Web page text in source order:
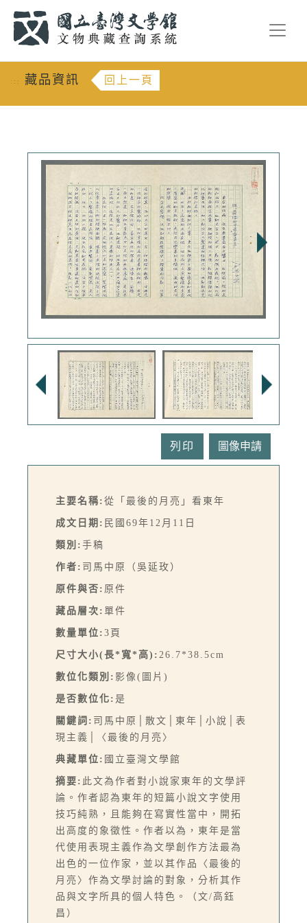
::: 藏品資訊 回上一頁
列印
主要名稱: 從「最後的月亮」看東年
成文日期: 民國69年12月11日
類別: 手稿
作者: 司馬中原（吳延玫）
原件與否: 原件
藏品層次: 單件
數量單位: 3頁
尺寸大小(長*寬*高): 26.7*38.5cm
數位化類別: 影像(圖片)
是否數位化: 是
關鍵詞: 司馬中原│散文│東年│小說│表
現主義│〈最後的月亮〉
典藏單位: 國立臺灣文學館
摘要: 此文為作者對小說家東年的文學評
論。作者認為東年的短篇小說文字使用
技巧純熟，且能夠在寫實性當中，開拓
出高度的象徵性。作者以為，東年是當
代使用表現主義作為文學創作方法最為
出色的一位作家，並以其作品〈最後的
月亮〉作為文學討論的對象，分析其作
品與文字所具的個人特色。（文/高鈺
昌）